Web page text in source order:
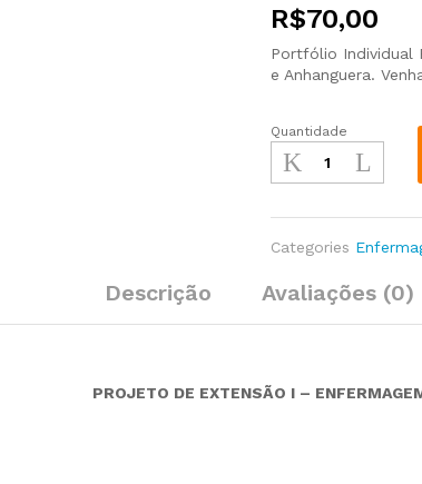
R$70,00
Portfólio Individual
e Anhanguera.
Quantidade
Categories
Descrição Avaliações (0)
PROJETO DE EXTENSÃO I –